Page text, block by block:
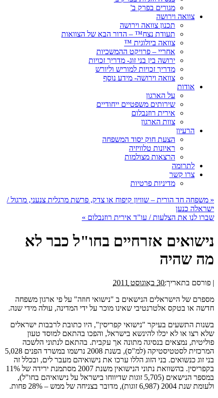
מגורים בפרק ב'
צוואה וירושה
תכנון צוואה וירושה
תעודת נצח™ – הדור הבא של הצוואות
צוואה ביולוגית ™
אחריי – פרויקט ההמשכיות
ירושה בין בני זוג- מדריך זכויות
מדריך זכויות למוריש וליורש
צוואה וירושה- מידע נוסף
אודות
על הארגון
שירותים משפטיים ייחודיים
אירית רוזנבלום
צוות הארגון
הרעיון
הצעת חוק יסוד המשפחה
ראיונות טלוויזיה
הרצאות מצולמות
לתרומה
צרו קשר
מדיניות פרטיות
« משפחה חד הורית – שוויון קיפוח או צדק, פרשת מרגלית צנעני, מרגול /
ישראלה כנען
שברו לנו את הצלעות / עו"ד אירית רוזנבלום »
נישואים אזרחיים בחו"ל כבר לא
מה שהיה
| פורסם בתאריך:30 באוגוסט 2011
מספרם של הישראלים הנישאים ב "נישואי חוזה" על פי ארגון משפחה
חדשה או בטקס אלטרנטיבי שאינו מוכר על ידי המדינה, עולה מידי שנה.
בשנות התשעים בעיקר "נישואי קפריסין", היו כתובת לרבבות ישראלים
שלא רצו או לא יכלו להינשא בישראל, והפכו בהתאם למוסד טעון
פוליטית, נמצאים בנסיגה מתונה אך עקבית. בהתאם לנתוני הלשכה
המרכזית לסטטיסטיקה (למ"ס), בשנת 2008 נרשמו במשרד הפנים 5,028
בני זוג כנשואים. בני הזוג הללו ערכו את נישואיהם מעבר לים, ובכלל זה
בקפריסין. בהשוואת נתוני הנישואין משנת 2007 מסתמנת ירידה של 11%
במספר הנישאים (5,705 זוגות שדיווחו בישראל על נישואיהם בחו"ל),
ולעומת שנת 2004 (6,987 זוגות), מדובר בצניחה של ממש – 28% פחות.